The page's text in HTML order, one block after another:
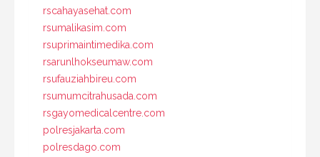
rscahayasehat.com
rsumalikasim.com
rsuprimaintimedika.com
rsarunlhokseumaw.com
rsufauziahbireu.com
rsumumcitrahusada.com
rsgayomedicalcentre.com
polresjakarta.com
polresdago.com